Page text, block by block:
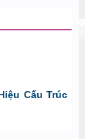
Cấu Trúc